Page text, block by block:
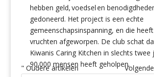
hebben geld, voedsel en
gedoneerd. Het project is een echte
gemeenschapsinspanning, en die
vruchten afgeworpen. De club schat
Kiwanis Caring Kitchen in slechts twee
90.000 mensen heeft geholpen.
" Oudere artikelen